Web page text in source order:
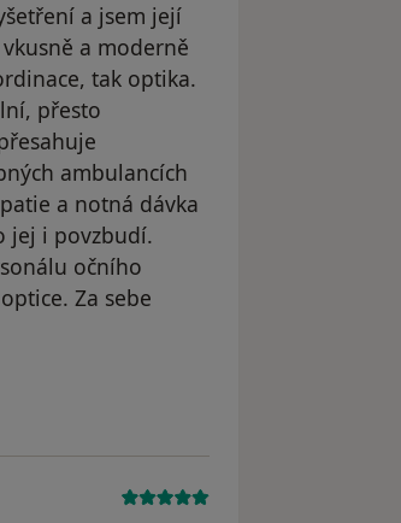
a jsem její
a moderně
tak optika.
přesto
ambulancích
a notná dávka
jej i povzbudí.
očního
Za sebe